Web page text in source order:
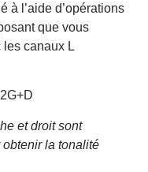
à l’aide d’opérations
que vous
canaux L
et droit sont
la tonalité